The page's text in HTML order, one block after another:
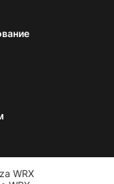
WRX